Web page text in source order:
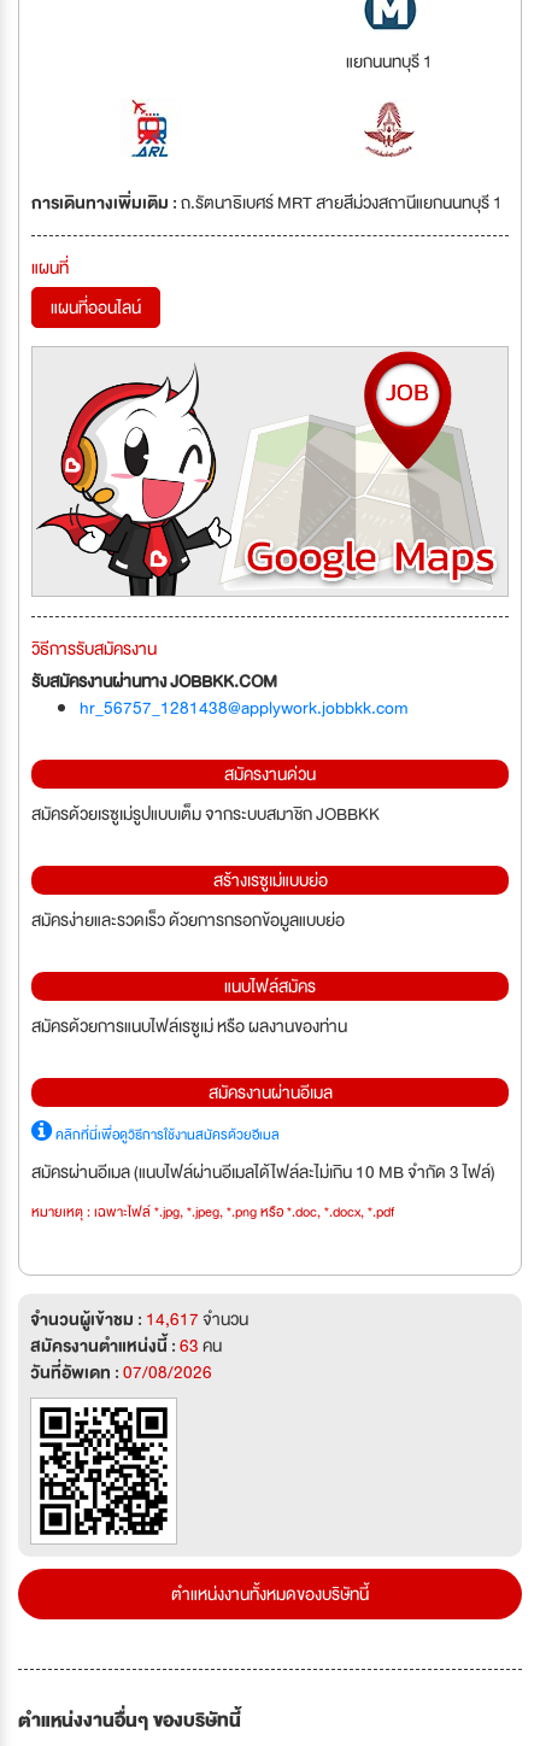
แยกนนทบุรี 1
การเดินทางเพิ่มเติม :ถ.รัตนาธิเบศร์ MRT สายสีม่วงสถานีแยกนนทบุรี 1
แผนที่
แผนที่ออนไลน์
วิธีการรับสมัครงาน
รับสมัครงานผ่านทาง JOBBKK.COM
hr_56757_1281438@applywork.jobbkk.com
สมัครงานด่วน
สมัครด้วยเรซูเม่รูปแบบเต็ม จากระบบสมาชิก JOBBKK
สร้างเรซูเม่แบบย่อ
สมัครง่ายและรวดเร็ว ด้วยการกรอกข้อมูลแบบย่อ
แนบไฟล์สมัคร
สมัครด้วยการแนบไฟล์เรซูเม่ หรือ ผลงานของท่าน
สมัครงานผ่านอีเมล
คลิกที่นี่เพื่อดูวิธีการใช้งานสมัครด้วยอีเมล
สมัครผ่านอีเมล (แนบไฟล์ผ่านอีเมลได้ไฟล์ละไม่เกิน 10 MB จำกัด 3 ไฟล์)
หมายเหตุ : เฉพาะไฟล์ *.jpg, *.jpeg, *.png หรือ *.doc, *.docx, *.pdf
จำนวนผู้เข้าชม : 14,617จำนวน
สมัครงานตำแหน่งนี้ :63คน
วันที่อัพเดท :07/08/2026
ตำแหน่งงานทั้งหมดของบริษัทนี้
ตำแหน่งงานอื่นๆ ของบริษัทนี้